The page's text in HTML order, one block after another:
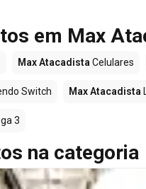
em Max
Max Atacadista Celulares
Switch Max Atacadista
3
na categoria